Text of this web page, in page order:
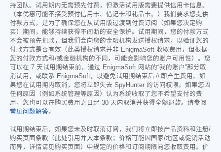
持团队。试用期内无需预先付费，但激活试用版需要提供信用卡信息。
（本优惠可能不接受预付信用卡、借记卡和礼品卡。）我们要求您提供
付款方式，是为了确保您在从试用版过渡到付费订阅（如果您决定购
买）期间，能够持续获得不间断的安全保护。试用期间，您的付款方式
不会被预先扣款，但我们会向您的金融机构发送授权请求，以验证您的
付款方式是否有效（此类授权请求并非 EnigmaSoft 收取费用，但根据
您的付款方式和/或金融机构的不同，可能会影响您的账户可用性）。您
可以在 7 天试用期结束前，通过 EnigmaSoft 网站的“我的账户”部分取
消试用，或联系 EnigmaSoft，以避免试用期结束后立即产生费用。如
果您在试用期内取消，您将立即失去 SpyHunter 的访问权限。如果您因
任何原因（例如系统管理等原因）认为系统收取了您不希望支付的费
用，您也可以在购买费用之日起 30 天内取消并获得全额退款。请参阅
常见问题解答。
试用期结束后，如果您未及时取消订阅，我们将立即按产品资料和注册/
购买页面条款（此处引用并入本条款；价格可能因国家/地区或促销活动
而异，详情请见购买页面）中规定的价格和订阅期限向您收取费用。价